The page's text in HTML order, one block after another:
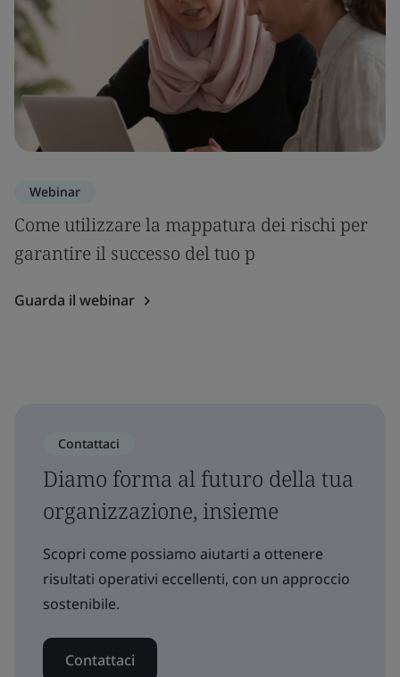
Webinar
Come utilizzare la mappatura dei rischi per
garantire il successo del tuo p
Guarda il webinar
Contattaci
Diamo forma al futuro della tua
organizzazione, insieme
Scopri come possiamo aiutarti a ottenere
risultati operativi eccellenti, con un approccio
sostenibile.
Contattaci